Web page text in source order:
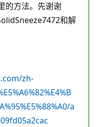
的方法。先谢谢
和解
zh-
a